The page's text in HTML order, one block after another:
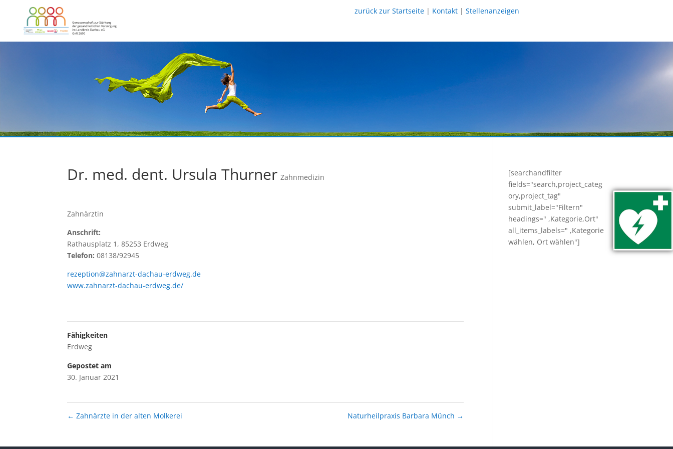
zurück zur Startseite | Kontakt |Stellenanzeigen
Dr. med. dent. Ursula Thurner Zahnmedizin
Zahnärztin
Anschrift:
Rathausplatz 1, 85253 Erdweg
Telefon: 08138/92945
rezeption@zahnarzt-dachau-erdweg.de
www.zahnarzt-dachau-erdweg.de/
Fähigkeiten
Erdweg
Gepostet am
30. Januar 2021
← Zahnärzte in der alten Molkerei Naturheilpraxis Barbara Münch →
[searchandfilter
fields="search,project_categ
ory,project_tag"
submit_label="Filtern"
headings=" ,Kategorie,Ort"
all_items_labels=" ,Kategorie
wählen, Ort wählen"]